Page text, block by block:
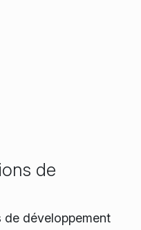
de
de développement